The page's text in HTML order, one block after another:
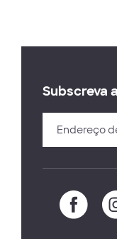
Subscreva